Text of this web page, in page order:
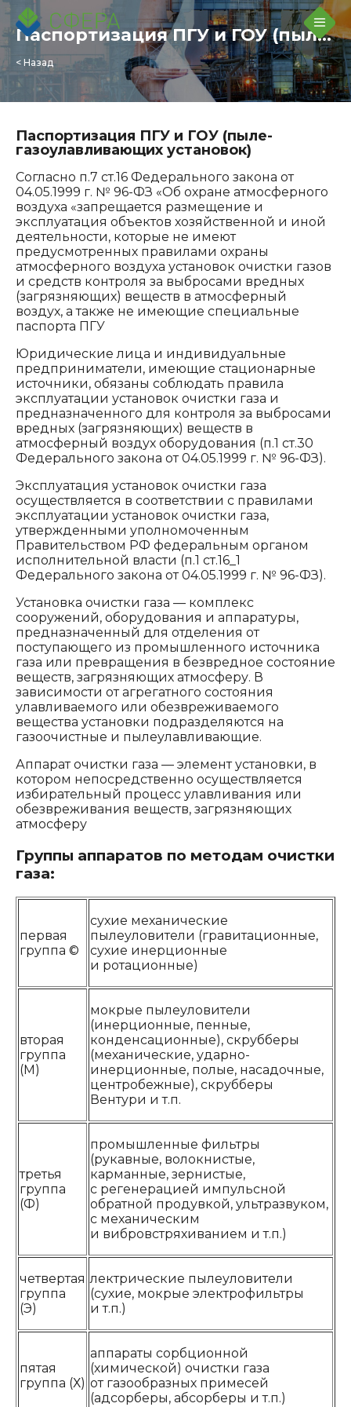
Паспортизация ПГУ и ГОУ (пыле-газоулавливающих установок)
< Назад
Паспортизация ПГУ и ГОУ (пыле-
газоулавливающих установок)
Согласно п.7 ст.16 Федерального закона от
04.05.1999 г. № 96-ФЗ «Об охране атмосферного
воздуха «запрещается размещение и
эксплуатация объектов хозяйственной и иной
деятельности, которые не имеют
предусмотренных правилами охраны
атмосферного воздуха установок очистки газов
и средств контроля за выбросами вредных
(загрязняющих) веществ в атмосферный
воздух, а также не имеющие специальные
паспорта ПГУ
Юридические лица и индивидуальные
предприниматели, имеющие стационарные
источники, обязаны соблюдать правила
эксплуатации установок очистки газа и
предназначенного для контроля за выбросами
вредных (загрязняющих) веществ в
атмосферный воздух оборудования (п.1 ст.30
Федерального закона от 04.05.1999 г. № 96-ФЗ).
Эксплуатация установок очистки газа
осуществляется в соответствии с правилами
эксплуатации установок очистки газа,
утвержденными уполномоченным
Правительством РФ федеральным органом
исполнительной власти (п.1 ст.16_1
Федерального закона от 04.05.1999 г. № 96-ФЗ).
Установка очистки газа — комплекс
сооружений, оборудования и аппаратуры,
предназначенный для отделения от
поступающего из промышленного источника
газа или превращения в безвредное состояние
веществ, загрязняющих атмосферу. В
зависимости от агрегатного состояния
улавливаемого или обезвреживаемого
вещества установки подразделяются на
газоочистные и пылеулавливающие.
Аппарат очистки газа — элемент установки, в
котором непосредственно осуществляется
избирательный процесс улавливания или
обезвреживания веществ, загрязняющих
атмосферу
Группы аппаратов по методам очистки
газа:
первая
группа ©
сухие механические
пылеуловители (гравитационные,
сухие инерционные
и ротационные)
вторая
группа
(М)
мокрые пылеуловители
(инерционные, пенные,
конденсационные), скрубберы
(механические, ударно-
инерционные, полые, насадочные,
центробежные), скрубберы
Вентури и т.п.
третья
группа
(Ф)
промышленные фильтры
(рукавные, волокнистые,
карманные, зернистые,
с регенерацией импульсной
обратной продувкой, ультразвуком,
с механическим
и вибровстряхиванием и т.п.)
четвертая
группа
(Э)
лектрические пылеуловители
(сухие, мокрые электрофильтры
и т.п.)
пятая
группа (Х)
аппараты сорбционной
(химической) очистки газа
от газообразных примесей
(адсорберы, абсорберы и т.п.)